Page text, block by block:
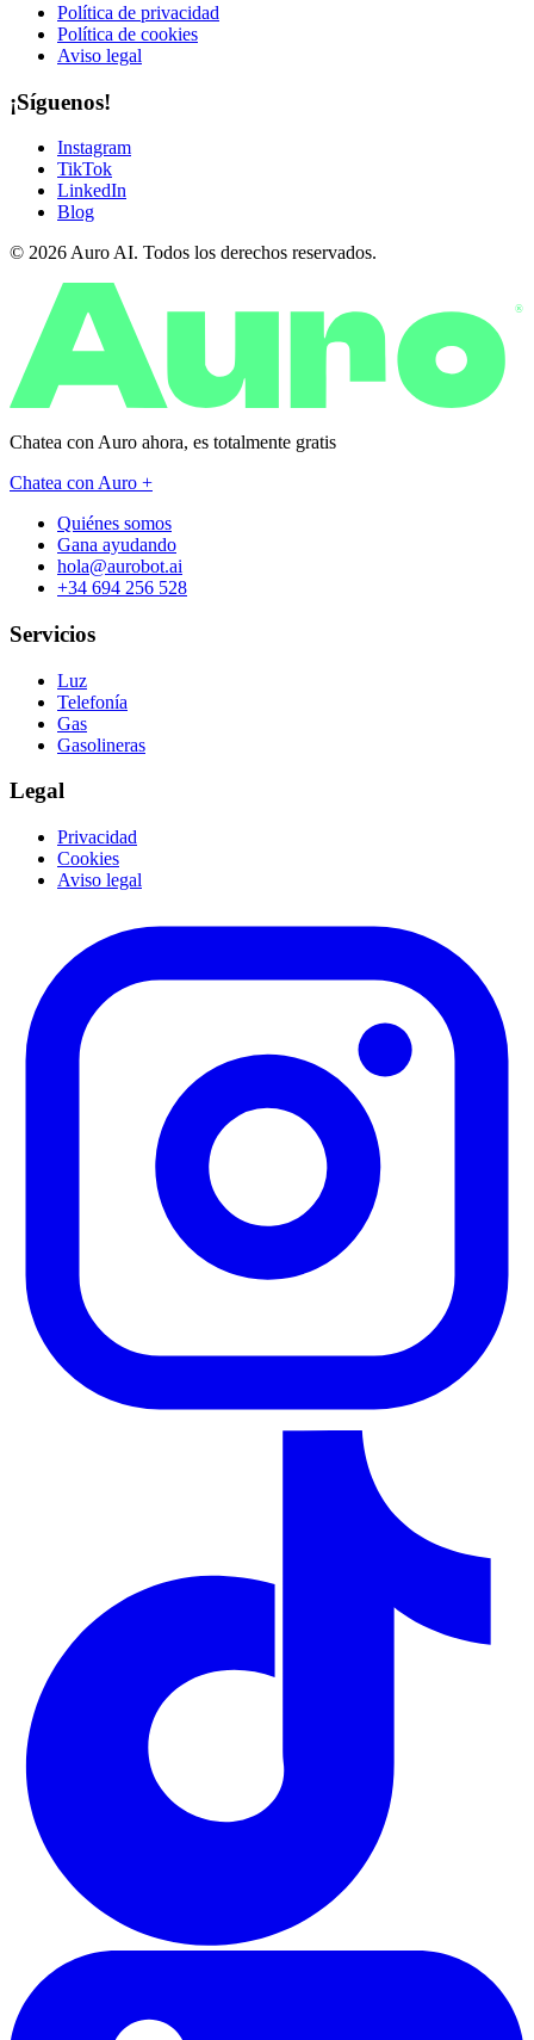
Política de privacidad
Política de cookies
Aviso legal
¡Síguenos!
Instagram
TikTok
LinkedIn
Blog
© 2026 Auro AI. Todos los derechos reservados.
®
Chatea con Auro ahora, es totalmente gratis
Chatea con Auro +
Quiénes somos
Gana ayudando
hola@aurobot.ai
+34 694 256 528
Servicios
Luz
Telefonía
Gas
Gasolineras
Legal
Privacidad
Cookies
Aviso legal